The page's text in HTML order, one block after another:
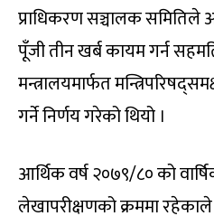
प्राधिकरण सञ्चालक समितिले
पूँजी तीन खर्ब कायम गर्न
मन्त्रालयमार्फत
गर्ने निर्णय गरेको थियो ।
आर्थिक वर्ष २०७९/८० को
लेखापरीक्षणको क्रममा